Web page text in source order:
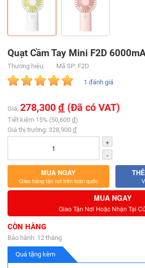
Quạt Cầm Tay Mini F2D
Thương hiệu: Mã SP: F2D
1 đánh giá
Giá: 278,300 đ (Đã có VAT)
Tiết kiệm 15% (50,600 đ)
Giá thị trường: 328,900 đ
+
-
MUA NGAY
Giao hàng tận nơi trên toàn quốc
MUA NGAY
Giao Tận Nơi Hoặc Nhận Tại
CÒN HÀNG
Bảo hành: 12 tháng
Quà tặng kèm